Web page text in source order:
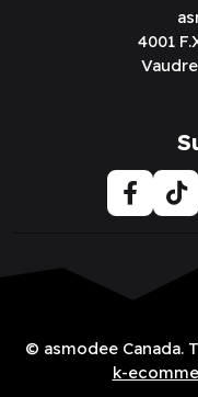
4001
© asmodee Canada.
k-